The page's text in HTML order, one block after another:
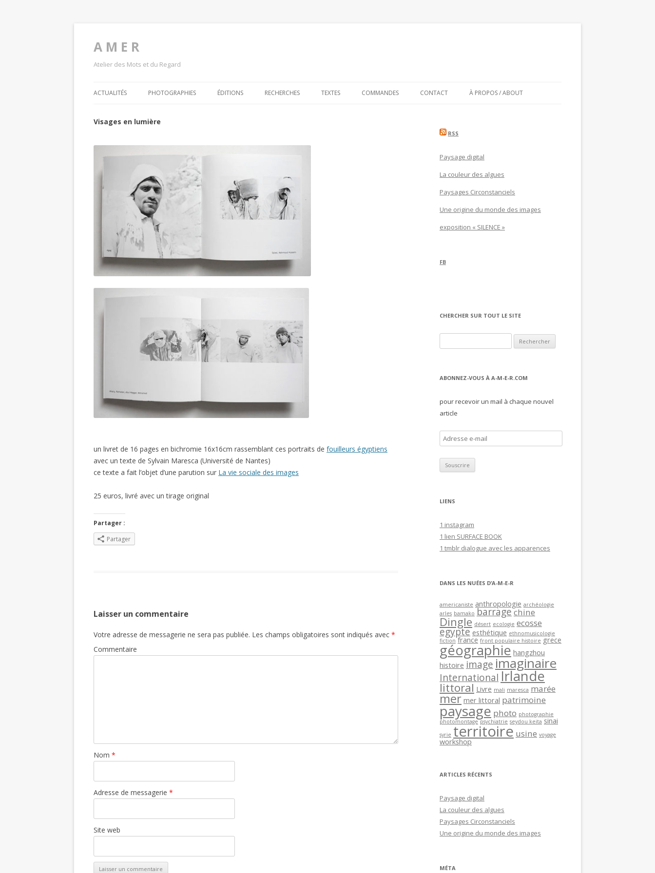
A M E R
Atelier des Mots et du Regard
ACTUALITÉS PHOTOGRAPHIES ÉDITIONS RECHERCHES TEXTES COMMANDES CONTACT À PROPOS / ABOUT
Visages en lumière
un livret de 16 pages en bichromie 16x16cm rassemblant ces portraits de fouilleurs égyptiens
avec un texte de Sylvain Maresca (Université de Nantes)
ce texte a fait l’objet d’une parution sur La vie sociale des images
25 euros, livré avec un tirage original
Partager :
Partager
Laisser un commentaire
Votre adresse de messagerie ne sera pas publiée. Les champs obligatoires sont indiqués avec *
Commentaire
Nom *
Adresse de messagerie *
Site web
RSS
Paysage digital
La couleur des algues
Paysages Circonstanciels
Une origine du monde des images
exposition « SILENCE »
FB
CHERCHER SUR TOUT LE SITE
ABONNEZ-VOUS À A-M-E-R.COM
pour recevoir un mail à chaque nouvel
article
d
r
e
-
m
a
LIENS
1 instagram
1 lien SURFACE BOOK
1 tmblr dialogue avec les apparences
DANS LES NUÉES D’A-M-E-R
americaniste anthropologie archéologie
arles bamako barrage chine
Dingle désert ecologie ecosse
egypte esthétique ethnomusicologie
fiction france front populaire histoire grece
géographie hangzhou
histoire imageimaginaire
InternationalIrlande
littoral Livre mali maresca marée
mer mer littoral patrimoine
paysage photo photographie
photomontage psychiatrie seydou keita sinai
syrie territoire usine voyage
workshop
ARTICLES RÉCENTS
Paysage digital
La couleur des algues
Paysages Circonstanciels
Une origine du monde des images
MÉTA